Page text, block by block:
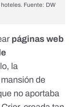
Fuente: DW
páginas web
la
de
no aportaba